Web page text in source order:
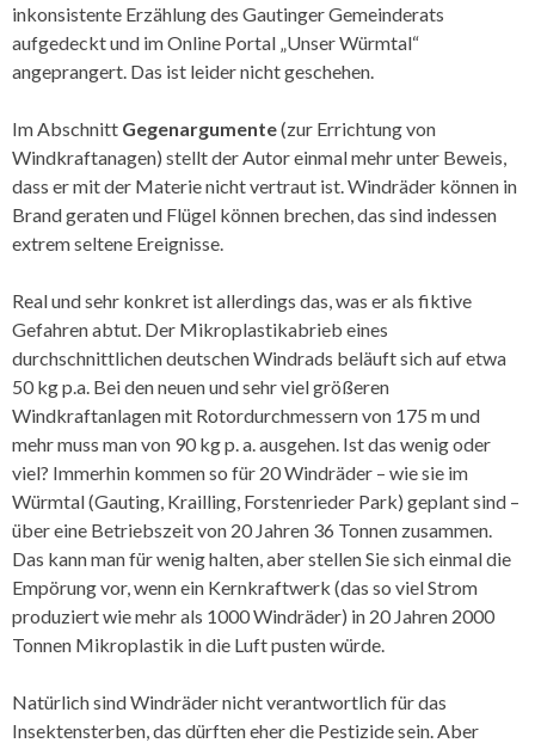
inkonsistente Erzählung des Gautinger Gemeinderats
aufgedeckt und im Online Portal „Unser Würmtal“
angeprangert. Das ist leider nicht geschehen.
Im Abschnitt Gegenargumente(zur Errichtung von
Windkraftanagen) stellt der Autor einmal mehr unter Beweis,
dass er mit der Materie nicht vertraut ist. Windräder können in
Brand geraten und Flügel können brechen, das sind indessen
extrem seltene Ereignisse.
Real und sehr konkret ist allerdings das, was er als fiktive
Gefahren abtut. Der Mikroplastikabrieb eines
durchschnittlichen deutschen Windrads beläuft sich auf etwa
50 kg p.a. Bei den neuen und sehr viel größeren
Windkraftanlagen mit Rotordurchmessern von 175 m und
mehr muss man von 90 kg p. a. ausgehen. Ist das wenig oder
viel? Immerhin kommen so für 20 Windräder – wie sie im
Würmtal (Gauting, Krailling, Forstenrieder Park) geplant sind –
über eine Betriebszeit von 20 Jahren 36 Tonnen zusammen.
Das kann man für wenig halten, aber stellen Sie sich einmal die
Empörung vor, wenn ein Kernkraftwerk (das so viel Strom
produziert wie mehr als 1000 Windräder) in 20 Jahren 2000
Tonnen Mikroplastik in die Luft pusten würde.
Natürlich sind Windräder nicht verantwortlich für das
Insektensterben, das dürften eher die Pestizide sein. Aber